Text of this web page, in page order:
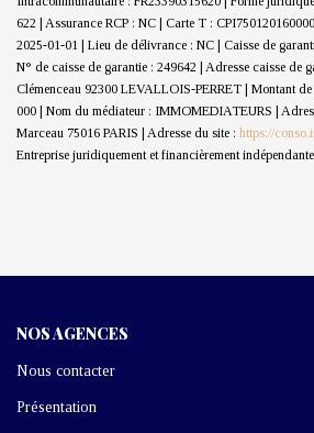
622 | Assurance RCP : NC | Carte T :
2025-01-01 | Lieu de délivrance : NC | Caisse de
N° de caisse de garantie : 249642 | Adresse caisse de
Clémenceau 92300 LEVALLOIS-PERRET | Montant
000 | Nom du médiateur : IMMOMEDIATEURS |
Marceau 75016 PARIS | Adresse du site : https://
Entreprise juridiquement et financièrement indépendante
NOS AGENCES
Nous contacter
Présentation